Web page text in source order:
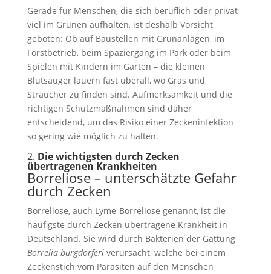
Gerade für Menschen, die sich beruflich oder privat
viel im Grünen aufhalten, ist deshalb Vorsicht
geboten: Ob auf Baustellen mit Grünanlagen, im
Forstbetrieb, beim Spaziergang im Park oder beim
Spielen mit Kindern im Garten – die kleinen
Blutsauger lauern fast überall, wo Gras und
Sträucher zu finden sind. Aufmerksamkeit und die
richtigen Schutzmaßnahmen sind daher
entscheidend, um das Risiko einer Zeckeninfektion
so gering wie möglich zu halten.
2. Die wichtigsten durch Zecken
übertragenen Krankheiten
Borreliose – unterschätzte Gefahr
durch Zecken
Borreliose, auch Lyme-Borreliose genannt, ist die
häufigste durch Zecken übertragene Krankheit in
Deutschland. Sie wird durch Bakterien der Gattung
Borrelia burgdorferiverursacht, welche bei einem
Zeckenstich vom Parasiten auf den Menschen